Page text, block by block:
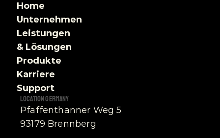
Home
Unternehmen
Leistungen
& Lösungen
Produkte
Karriere
Support
Location germany
Pfaffenthanner Weg 5
93179 Brennberg